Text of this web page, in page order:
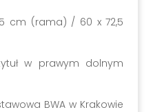
cm (rama) / 60 x 72,5
w prawym dolnym
BWA w Krakowie